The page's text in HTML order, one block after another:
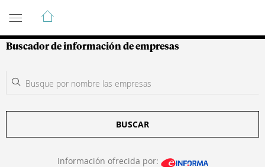
Guía de Empresas Colombianas
Buscador de información de empresas
BUSCAR
Información ofrecida por: